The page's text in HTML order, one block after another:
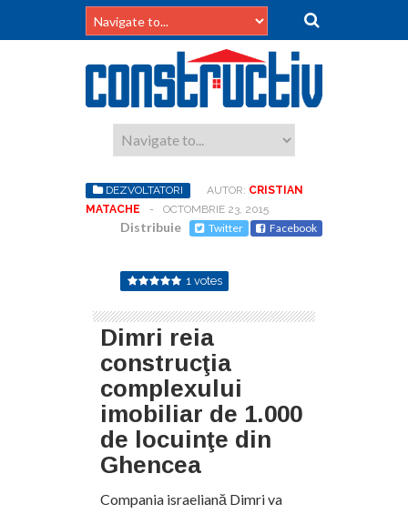
DEZVOLTATORI AUTOR: CRISTIAN
MATACHE
- OCTOMBRIE 23, 2015
Distribuie Twitter Facebook
1 votes
Dimri reia
construcţia
complexului
imobiliar de 1.000
de locuinţe din
Ghencea
Compania israeliană Dimri va